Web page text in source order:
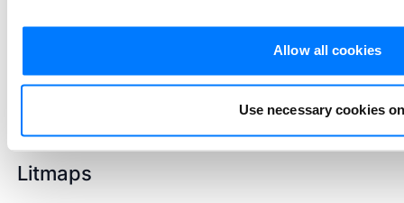
Allow all cookies
Use necessary cookies
Forschungsergebnisse und sparen
wertvolle Zeit. Foto: Atul Vinayak
Litmaps